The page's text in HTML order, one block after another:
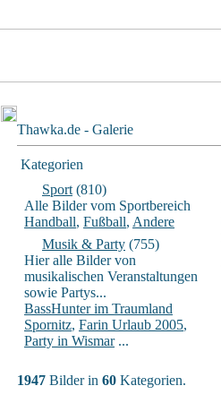
Thawka.de - Galerie
Kategorien
Sport (810)
Alle Bilder vom Sportbereich
Handball, Fußball, Andere
Musik & Party (755)
Hier alle Bilder von
musikalischen Veranstaltungen
sowie Partys...
BassHunter im Traumland
Spornitz, Farin Urlaub 2005,
Party in Wismar...
1947 Bilder in 60 Kategorien.